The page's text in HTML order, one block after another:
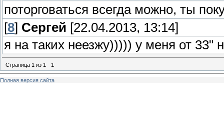
поторговаться всегда можно, ты
[8] Сергей [22.04.2013, 13:14]
я на таких неезжу))))) у меня от 33"
Страница 1 из 1 1
Полная версия сайта